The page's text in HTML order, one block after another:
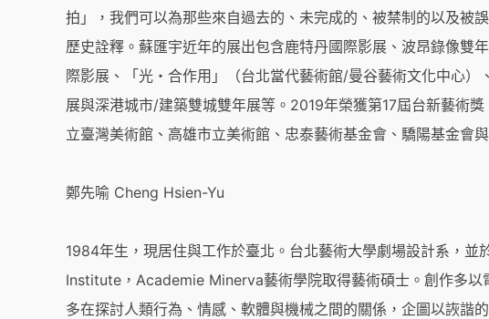
拍」，我們可以為那些來自過去的、未完成的、被禁制的以及被
歷史詮釋。蘇匯宇近年的展出包含鹿特丹國際影展、波昂錄像雙
際影展、「光・合作用」（台北當代藝術館/曼谷藝術文化中心
展與深港城市/建築雙城雙年展等。2019年榮獲第17屆台新藝術
立臺灣美術館、高雄市立美術館、忠泰藝術基金會、驕陽基金會
鄭先喻 Cheng Hsien-Yu
1984年生，現居住與工作於臺北。台北藝術大學劇場設計系，
Institute，Academie Minerva藝術學院取得藝術碩士。創作多以
多在探討人類行為、情感、軟體與機械之間的關係，企圖以詼諧